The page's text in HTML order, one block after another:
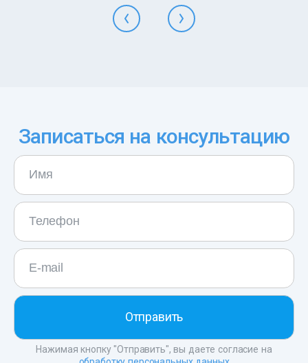
Записаться на консультацию
Нажимая кнопку "Отправить", вы даете согласие на